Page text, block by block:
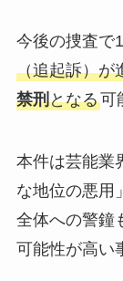
今後の捜査で
（追起訴）が
禁刑となる可
本件は芸能業
な地位の悪用
全体への警鐘
可能性が高い